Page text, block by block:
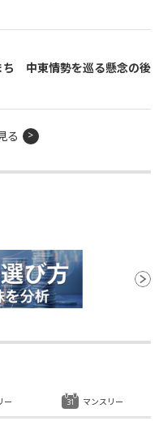
ち 中東情勢を巡る懸念の後
る
ー マンスリー